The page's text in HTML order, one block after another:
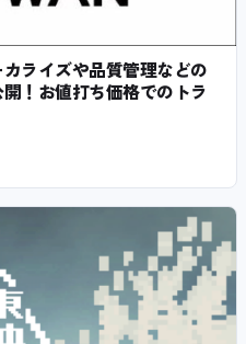
ライズや品質管理などの
！お値打ち価格でのトラ